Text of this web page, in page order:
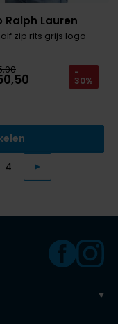
Ralph Lauren
zip rits grijs logo
-
30%
4 Volgende